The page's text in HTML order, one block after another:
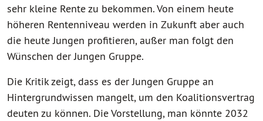
sehr kleine Rente zu bekommen. Von einem heute
höheren Rentenniveau werden in Zukunft aber auch
die heute Jungen profitieren, außer man folgt den
Wünschen der Jungen Gruppe.
Die Kritik zeigt, dass es der Jungen Gruppe an
Hintergrundwissen mangelt, um den Koalitionsvertrag
deuten zu können. Die Vorstellung, man könnte 2032